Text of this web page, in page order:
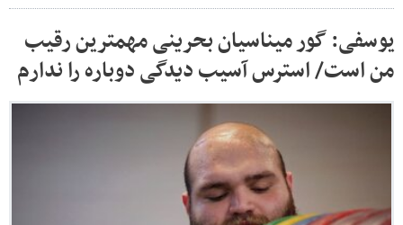
یوسفی: گور میناسیان بحرینی مهمترین رقیب
من است/ استرس آسیب دیدگی دوباره را ندارم